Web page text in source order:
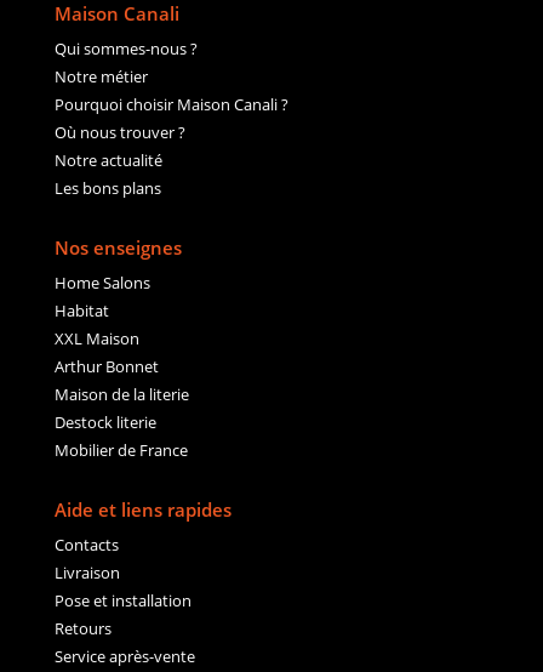
Maison Canali
Qui sommes-nous ?
Notre métier
Pourquoi choisir Maison Canali ?
Où nous trouver ?
Notre actualité
Les bons plans
Nos enseignes
Home Salons
Habitat
XXL Maison
Arthur Bonnet
Maison de la literie
Destock literie
Mobilier de France
Aide et liens rapides
Contacts
Livraison
Pose et installation
Retours
Service après-vente